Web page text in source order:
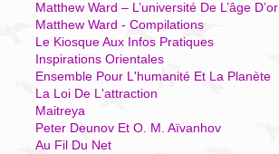
Matthew Ward – L’université De L’âge D’or
Matthew Ward - Compilations
Le Kiosque Aux Infos Pratiques
Inspirations Orientales
Ensemble Pour L'humanité Et La Planète
La Loi De L'attraction
Maitreya
Peter Deunov Et O. M. Aïvanhov
Au Fil Du Net